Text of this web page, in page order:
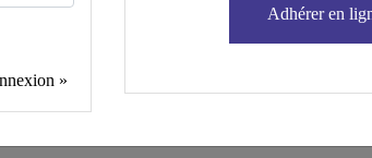
»
Adhérer en
est le contrat de travail de principe. Mais pour